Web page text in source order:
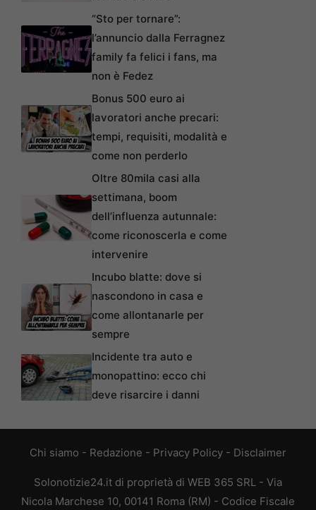
“Sto per tornare”:
l’annuncio dalla Ferragnez
family fa felici i fans, ma
non è Fedez
Bonus 500 euro ai
lavoratori anche precari:
tempi, requisiti, modalità e
come non perderlo
Oltre 80mila casi alla
settimana, boom
dell’influenza autunnale:
come riconoscerla e come
intervenire
Incubo blatte: dove si
nascondono in casa e
come allontanarle per
sempre
Incidente tra auto e
monopattino: ecco chi
deve risarcire i danni
Chi siamo - Redazione - Privacy Policy - Disclaimer
Solonotizie24.it di proprietà di WEB 365 SRL - Via
Nicola Marchese 10, 00141 Roma (RM) - Codice Fiscale